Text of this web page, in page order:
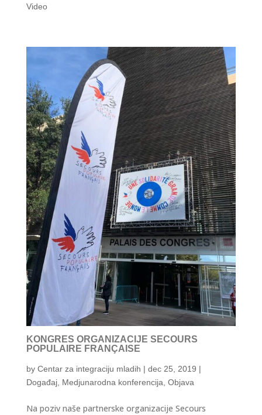
Video
KONGRES ORGANIZACIJE SECOURS
POPULAIRE FRANÇAISE
by Centar za integraciju mladih | dec 25, 2019 |
Događaj, Medjunarodna konferencija, Objava
Na poziv naše partnerske organizacije Secours